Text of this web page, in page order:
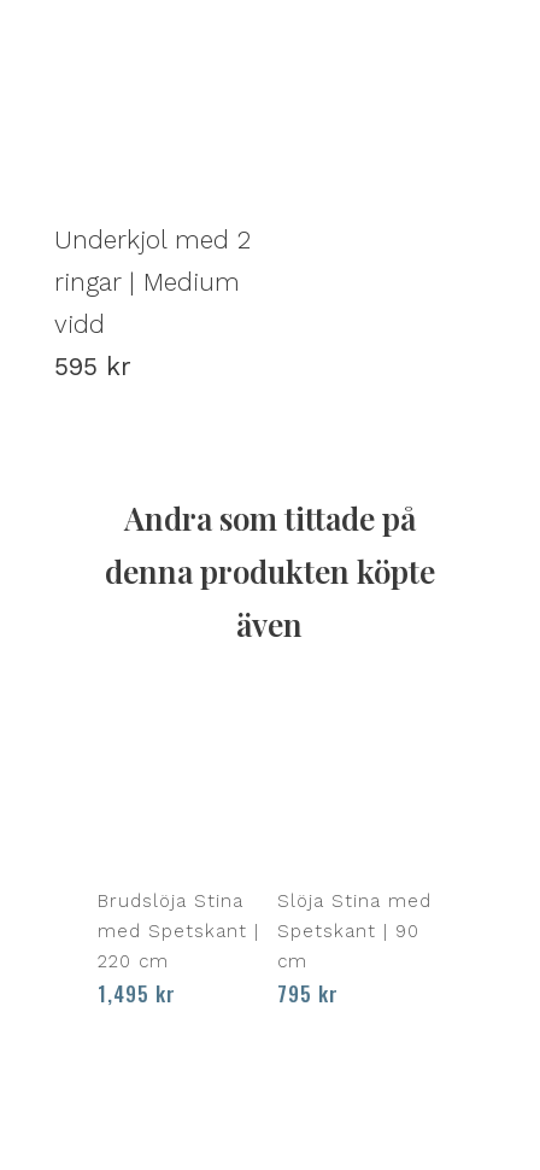
Underkjol med 2
ringar | Medium
vidd
595 kr
Andra som tittade på
denna produkten köpte
även
Brudslöja Stina
med Spetskant |
220 cm
1,495 kr
Slöja Stina med
Spetskant | 90
cm
795 kr